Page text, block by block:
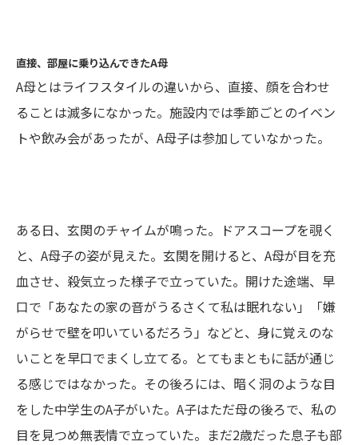
直接、部屋に乗り込んできたA母
A母とはライフスタイルの違いから、直接、顔を合わせ
ることは滅多になかった。施設内では季節ごとのイベン
トや飲み会があったが、A母子は参加していなかった。
ある日、玄関のチャイムが鳴った。ドアスコープを覗く
と、A母子の姿が見えた。玄関を開けると、A母が目を充
血させ、殺気立った様子で立っていた。開けた途端、早
口で「あなたの家の音がうるさくて私は眠れない」「嫌
がらせで壁を叩いているだろう」などと、身に覚えのな
いことを早口でまくし立てる。とてもまともに話が通じ
る感じではなかった。その後ろには、暗く洞のような目
をした中学生のA子がいた。A子はただ母の後ろで、私の
目を見つめ無表情で立っていた。まだ2歳だった息子も部